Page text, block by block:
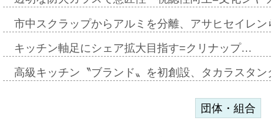
市中スクラップからアルミを分離、アサヒセイレ
キッチン軸足にシェア拡大目指す=クリナップ…
高級キッチン〝ブランド〟を初創設、タカラスタ
団体・組合